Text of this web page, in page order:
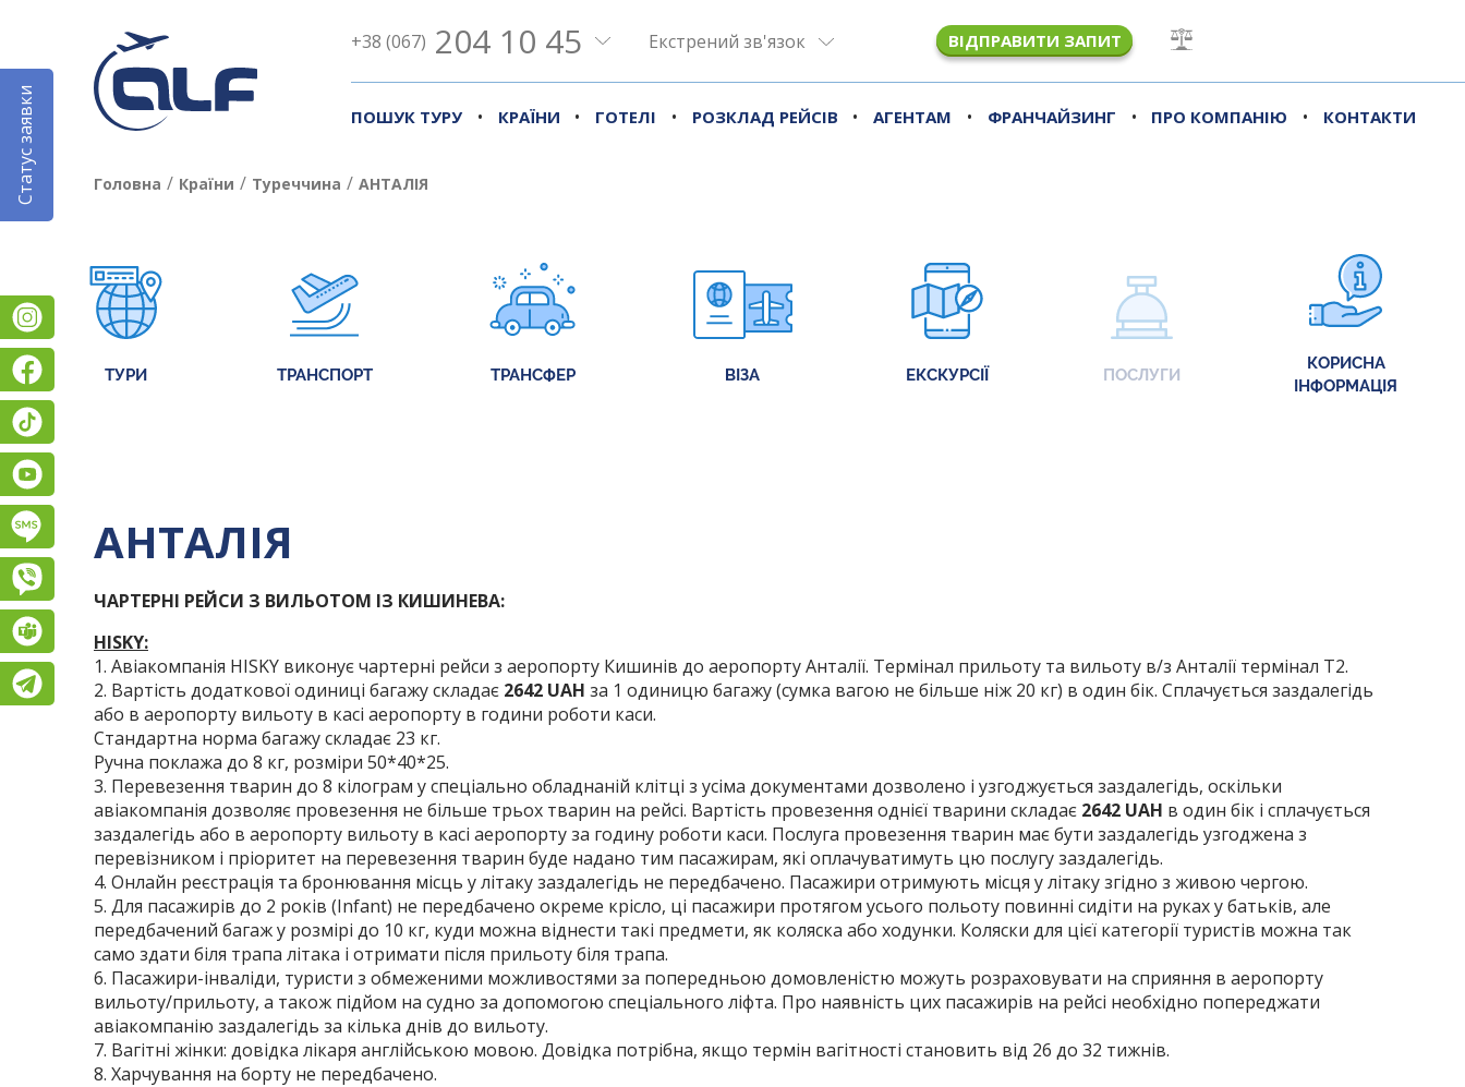
+38 (067) 204 10 45 Екстрений зв'язок ВІДПРАВИТИ ЗАПИТ
ПОШУК ТУРУ • КРАЇНИ • ГОТЕЛІ • РОЗКЛАД РЕЙСІВ • АГЕНТАМ • ФРАНЧАЙЗИНГ • ПРО КОМПАНІЮ • КОНТАКТИ
Статус заявки
Instagram
Facebook
Підписатися на SMS розсилку
Teams
Telegram
Головна / Країни / Туреччина / АНТАЛІЯ
ТУРИ ТРАНСПОРТ ТРАНСФЕР ВІЗА ЕКСКУРСІЇ ПОСЛУГИ
КОРИСНА
ІНФОРМАЦІЯ
АНТАЛІЯ
ЧАРТЕРНІ РЕЙСИ З ВИЛЬОТОМ ІЗ КИШИНЕВА:
HISKY:
1. Авіакомпанія HISKY виконує чартерні рейси з аеропорту Кишинів до аеропорту Анталії. Термінал прильоту та вильоту в/з Анталії термінал T2.
2. Вартість додаткової одиниці багажу складає 2642 UAH за 1 одиницю багажу (сумка вагою не більше ніж 20 кг) в один бік. Сплачується заздалегідь
або в аеропорту вильоту в касі аеропорту в години роботи каси.
Стандартна норма багажу складає 23 кг.
Ручна поклажа до 8 кг, розміри 50*40*25.
3. Перевезення тварин до 8 кілограм у спеціально обладнаній клітці з усіма документами дозволено і узгоджується заздалегідь, оскільки
авіакомпанія дозволяє провезення не більше трьох тварин на рейсі. Вартість провезення однієї тварини складає 2642 UAH в один бік і сплачується
заздалегідь або в аеропорту вильоту в касі аеропорту за годину роботи каси. Послуга провезення тварин має бути заздалегідь узгоджена з
перевізником і пріоритет на перевезення тварин буде надано тим пасажирам, які оплачуватимуть цю послугу заздалегідь.
4. Онлайн реєстрація та бронювання місць у літаку заздалегідь не передбачено. Пасажири отримують місця у літаку згідно з живою чергою.
5. Для пасажирів до 2 років (Infant) не передбачено окреме крісло, ці пасажири протягом усього польоту повинні сидіти на руках у батьків, але
передбачений багаж у розмірі до 10 кг, куди можна віднести такі предмети, як коляска або ходунки. Коляски для цієї категорії туристів можна так
само здати біля трапа літака і отримати після прильоту біля трапа.
6. Пасажири-інваліди, туристи з обмеженими можливостями за попередньою домовленістю можуть розраховувати на сприяння в аеропорту
вильоту/прильоту, а також підйом на судно за допомогою спеціального ліфта. Про наявність цих пасажирів на рейсі необхідно попереджати
авіакомпанію заздалегідь за кілька днів до вильоту.
7. Вагітні жінки: довідка лікаря англійською мовою. Довідка потрібна, якщо термін вагітності становить від 26 до 32 тижнів.
8. Харчування на борту не передбачено.